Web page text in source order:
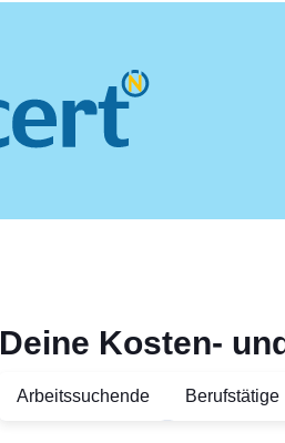
Deine Kosten-
Arbeitssuchende Berufstätige